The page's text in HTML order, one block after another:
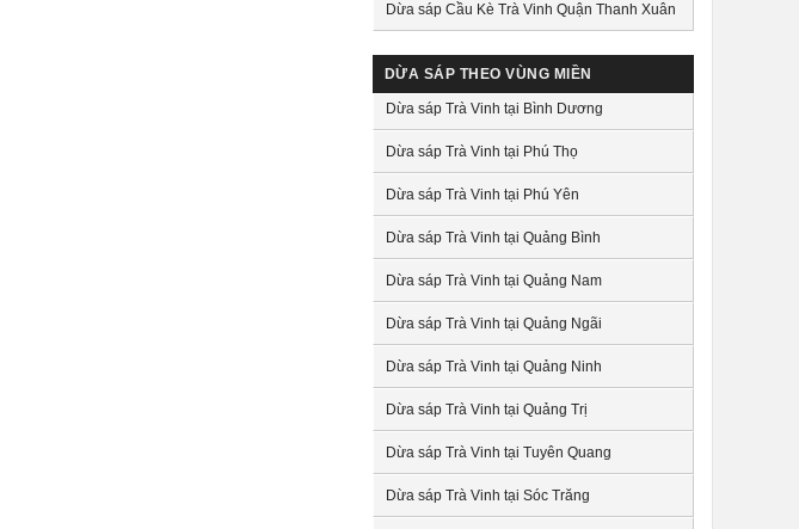
Dừa sáp Cầu Kè Trà Vinh Quận Thanh Xuân
DỪA SÁP THEO VÙNG MIỀN
Dừa sáp Trà Vinh tại Bình Dương
Dừa sáp Trà Vinh tại Phú Thọ
Dừa sáp Trà Vinh tại Phú Yên
Dừa sáp Trà Vinh tại Quảng Bình
Dừa sáp Trà Vinh tại Quảng Nam
Dừa sáp Trà Vinh tại Quảng Ngãi
Dừa sáp Trà Vinh tại Quảng Ninh
Dừa sáp Trà Vinh tại Quảng Trị
Dừa sáp Trà Vinh tại Tuyên Quang
Dừa sáp Trà Vinh tại Sóc Trăng